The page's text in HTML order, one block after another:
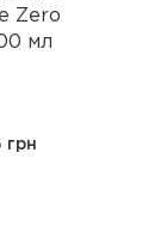
Zero
мл
грн